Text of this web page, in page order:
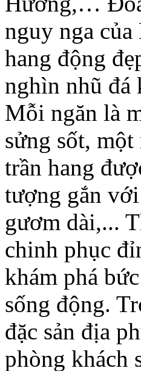
nguy nga
hang động
nghìn nhũ đá
Mỗi ngăn là
sửng sốt,
trần hang
tượng gắn
gươm dài,...
chinh phục
khám phá
sống động.
đặc sản địa
phòng khách